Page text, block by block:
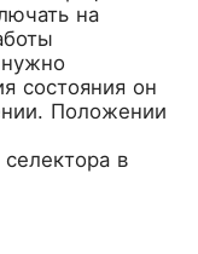
на
состояния он
Положении
в